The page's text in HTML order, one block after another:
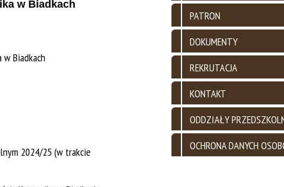
w Biadkach
w Biadkach
2024/25 (w trakcie
PATRON
DOKUMENTY
REKRUTACJA
KONTAKT
ODDZIAŁY
OCHRONA DANYCH